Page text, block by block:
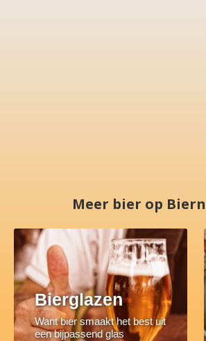
Meer bier op
Bierglazen
Want bier smaakt het best uit
een bijpassend glas